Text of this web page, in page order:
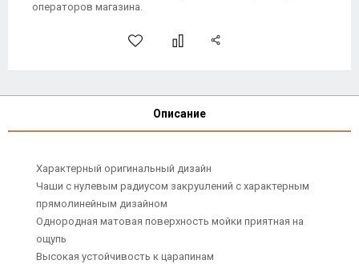
операторов магазина.
Описание
Характерный оригинальный дизайн
Чаши с нулевым радиусом закруuлений с характерным
прямолинейным дизайном
Однородная матовая поверхность мойки приятная на
ощупь
Высокая устойчивость к царапинам